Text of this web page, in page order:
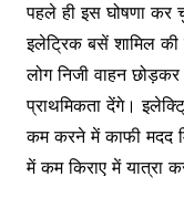
पहले ही इस घोषणा कर
इलेट्रिक बसें शामिल की
लोग निजी वाहन
प्राथमिकता देंगे।
कम करने में काफी मदद
में कम किराए में यात्रा